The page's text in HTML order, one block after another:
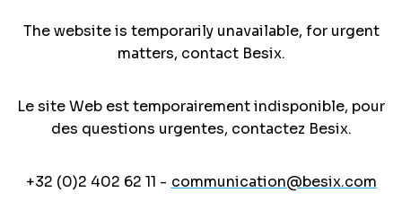
The website is temporarily unavailable, for urgent
matters, contact Besix.
Le site Web est temporairement indisponible, pour
des questions urgentes, contactez Besix.
+32 (0)2 402 62 11 - communication@besix.com